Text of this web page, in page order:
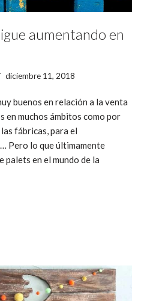
aumentando en
diciembre 11, 2018
buenos en relación a la venta
en muchos ámbitos como por
fábricas, para el
Pero lo que últimamente
palets en el mundo de la